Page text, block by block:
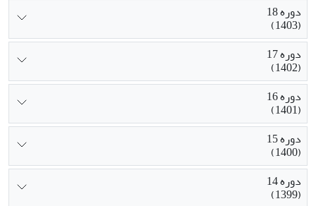
دوره 18
(1403)
دوره 17
(1402)
دوره 16
(1401)
دوره 15
(1400)
دوره 14
(1399)